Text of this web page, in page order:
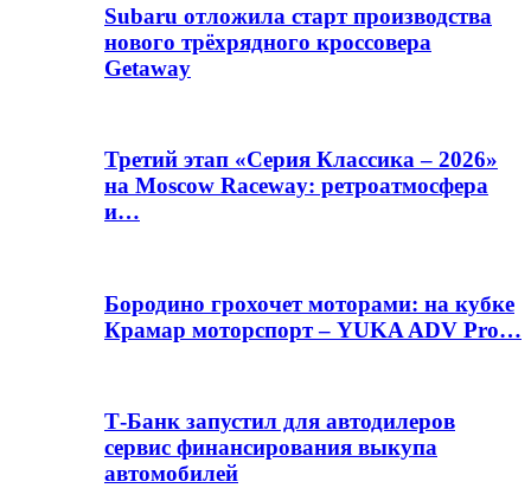
Subaru отложила старт производства
нового трёхрядного кроссовера
Getaway
Третий этап «Серия Классика – 2026»
на Moscow Raceway: ретроатмосфера
и…
Бородино грохочет моторами: на кубке
Крамар моторспорт – YUKA ADV Pro…
Т-Банк запустил для автодилеров
сервис финансирования выкупа
автомобилей